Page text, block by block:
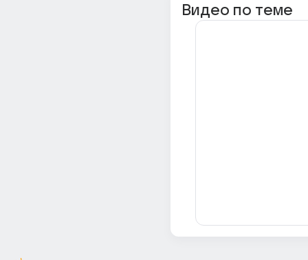
Видео по теме